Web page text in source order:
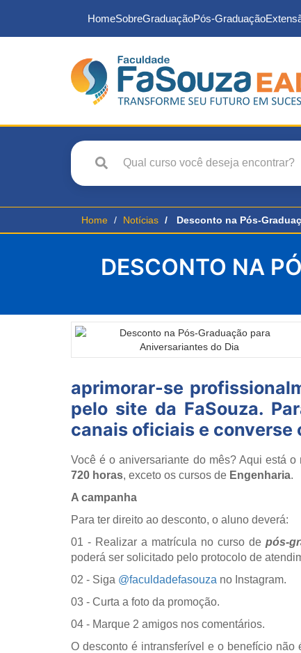
HomeSobreGraduaçãoPós-Graduação
Home Notícias Desconto na Pós-
DESCONTO NA
aprimorar-se
pelo site da FaSouza.
canais oficiais e converse
Você é o aniversariante do mês? Aqui está
720 horas, exceto os cursos de Engenharia.
A campanha
Para ter direito ao desconto, o aluno deverá:
01 - Realizar a matrícula no curso de pós-
poderá ser solicitado pelo protocolo de
02 - Siga @faculdadefasouza no Instagram.
03 - Curta a foto da promoção.
04 - Marque 2 amigos nos comentários.
O desconto é intransferível e o benefício